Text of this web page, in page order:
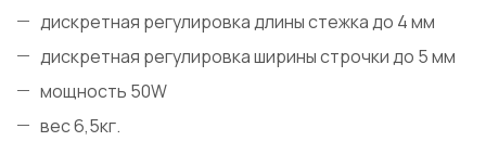
дискретная регулировка длины стежка до 4 мм
дискретная регулировка ширины строчки до 5 мм
мощность 50W
вес 6,5кг.